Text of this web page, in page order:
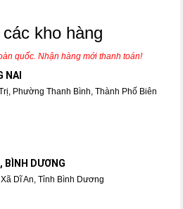
kho hàng
quốc. Nhận hàng mới thanh toán!
NAI
Phường Thanh Bình, Thành Phố Biên
BÌNH DƯƠNG
Dĩ An, Tỉnh Bình Dương